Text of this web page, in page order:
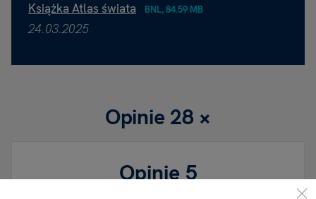
Książka Atlas świata BNL, 84.59 MB
24.03.2025
Opinie 28 ×
Opinie5